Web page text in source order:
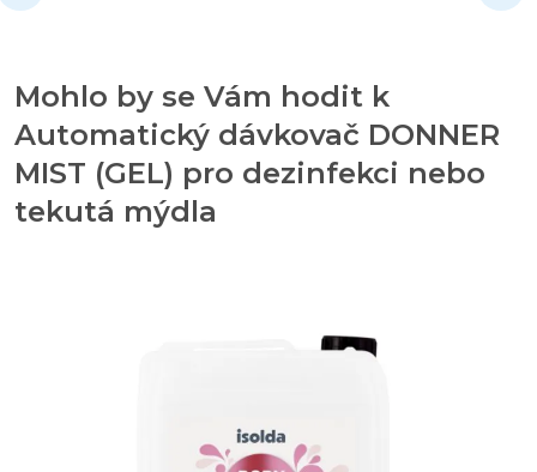
Mohlo by se Vám hodit k
Automatický dávkovač DONNER
MIST (GEL) pro dezinfekci nebo
tekutá mýdla